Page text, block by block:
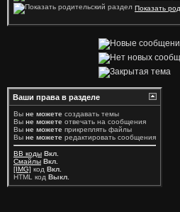
Показать
Ваши права в разделе
Вы не можете создавать темы
Вы не можете отвечать на сообщения
Вы не можете прикреплять файлы
Вы не можете редактировать сообщения
BB коды Вкл.
Смайлы Вкл.
[IMG] код Вкл.
HTML код Выкл.